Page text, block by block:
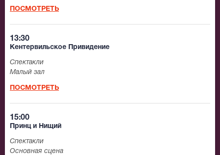
ПОСМОТРЕТЬ
13:30
Кентервильское Привидение
Спектакли
Малый зал
ПОСМОТРЕТЬ
15:00
Принц и Нищий
Спектакли
Основная сцена